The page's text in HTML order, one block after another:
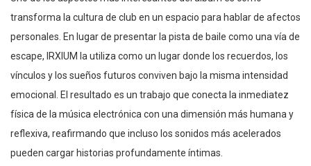
transforma la cultura de club en un espacio para hablar de afectos
personales. En lugar de presentar la pista de baile como una vía de
escape, IRXIUM la utiliza como un lugar donde los recuerdos, los
vínculos y los sueños futuros conviven bajo la misma intensidad
emocional. El resultado es un trabajo que conecta la inmediatez
física de la música electrónica con una dimensión más humana y
reflexiva, reafirmando que incluso los sonidos más acelerados
pueden cargar historias profundamente íntimas.